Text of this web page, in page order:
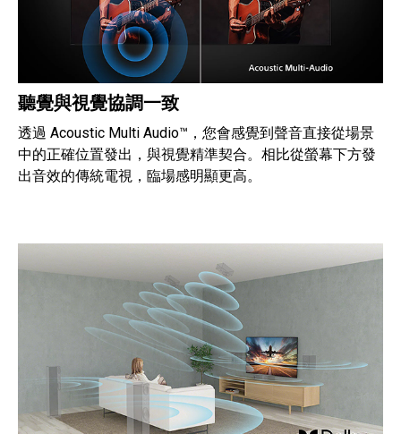
聽覺與視覺協調一致
透過 Acoustic Multi Audio™，您會感覺到聲音直接從場景
中的正確位置發出，與視覺精準契合。相比從螢幕下方發
出音效的傳統電視，臨場感明顯更高。